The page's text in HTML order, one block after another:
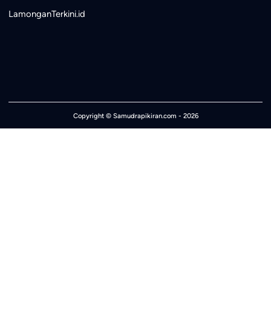
LamonganTerkini.id
Copyright © Samudrapikiran.com - 2026